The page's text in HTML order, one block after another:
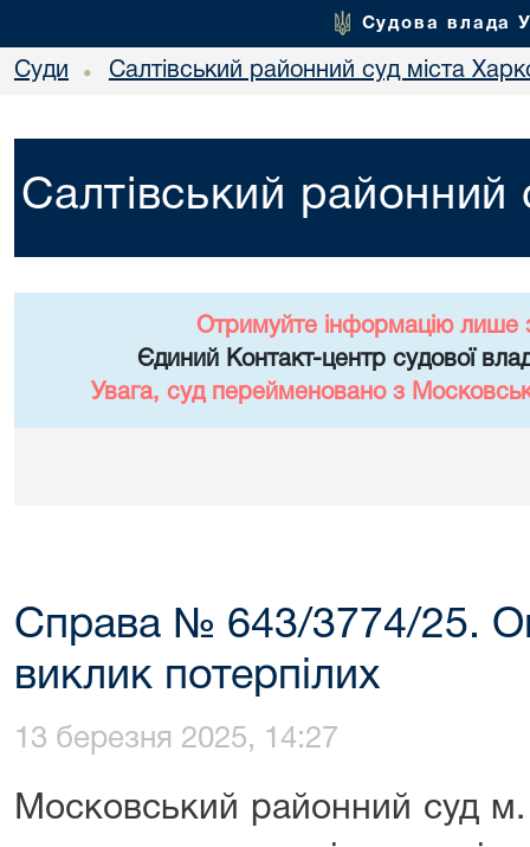
Судова влада
Суди • Салтівський районний суд міста
Салтівський районний
Отримуйте інформацію лише
Єдиний Контакт-центр судової
Увага, суд перейменовано з
Справа № 643/3774/25.
виклик потерпілих
13 березня 2025, 14:27
Московський районний суд